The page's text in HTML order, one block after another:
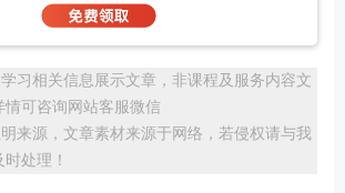
习相关信息展示文章，非课程及服务内容文
情可咨询网站客服微信
来源，文章素材来源于网络，若侵权请与我
处理！